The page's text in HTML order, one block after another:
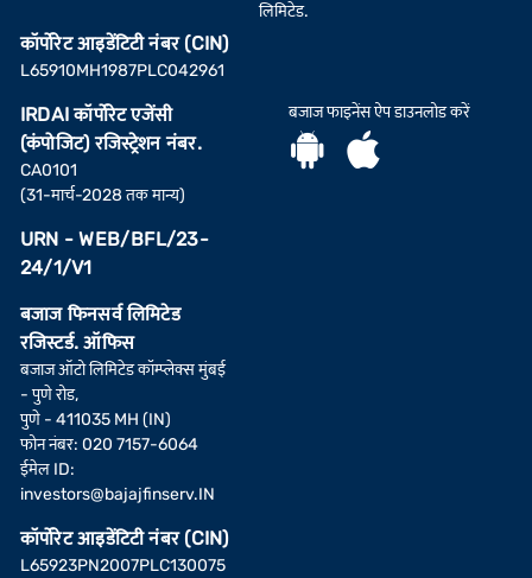
कॉर्पोरेट आइडेंटिटी नंबर (CIN)
L65910MH1987PLC042961
IRDAI कॉर्पोरेट एजेंसी
(कंपोजिट) रजिस्ट्रेशन नंबर.
CA0101
(31-मार्च-2028 तक मान्य)
URN - WEB/BFL/23-
24/1/V1
बजाज फिनसर्व लिमिटेड
रजिस्टर्ड. ऑफिस
बजाज ऑटो लिमिटेड कॉम्प्लेक्स मुंबई
- पुणे रोड,
पुणे - 411035 MH (IN)
फोन नंबर: 020 7157-6064
ईमेल ID:
investors@bajajfinserv.IN
कॉर्पोरेट आइडेंटिटी नंबर (CIN)
L65923PN2007PLC130075
लिमिटेड.
बजाज फाइनेंस ऐप डाउनलोड करें